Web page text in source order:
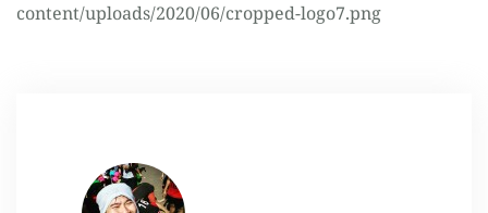
content/uploads/2020/06/cropped-logo7.png